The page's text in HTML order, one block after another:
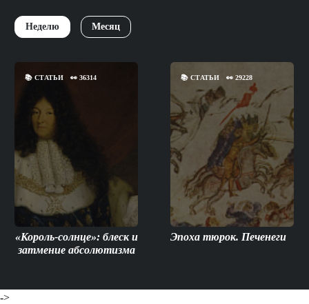
Неделю Месяц
📚 СТАТЬИ 👀 36314
«Король-солнце»: блеск и
затмение абсолютизма
📚СТАТЬИ 👀29228
Эпоха тюрок. Печенеги
->